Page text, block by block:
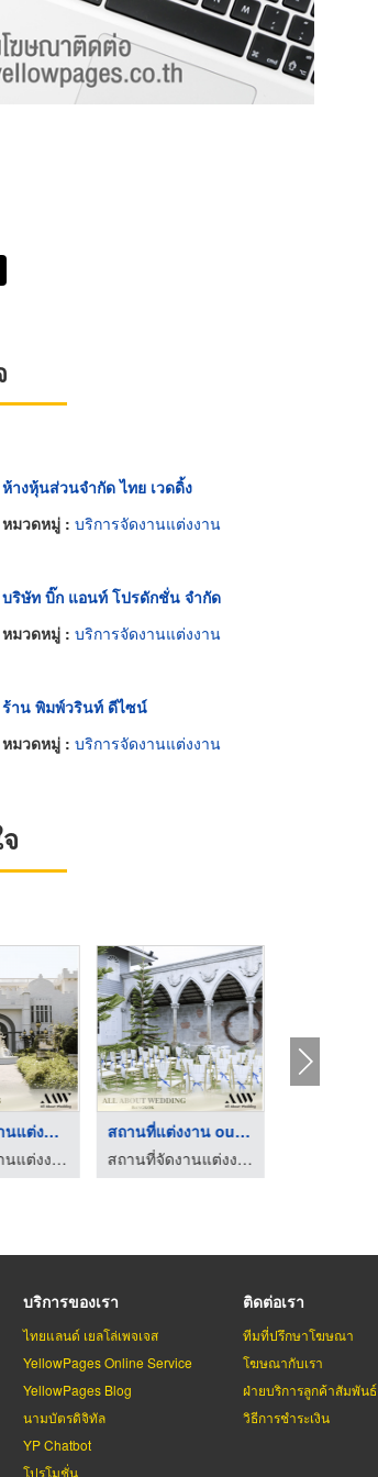
ห้างหุ้นส่วนจำกัด ไทย เวดดิ้ง
หมวดหมู่ : บริการจัดงานแต่งงาน
บริษัท บิ๊ก แอนท์ โปรดักชั่น จำกัด
หมวดหมู่ : บริการจัดงานแต่งงาน
ร้าน พิมพ์วรินท์ ดีไซน์
หมวดหมู่ : บริการจัดงานแต่งงาน
สถานที่จัดงานแต่งครบ ...
สถานที่จัดงานแต่งงาน มินิมอล - allabout wedding
สถานที่แต่งงาน outdo ...
สถานที่จัดงานแต่งงาน มินิมอล - allabout wedding
บริการของเรา
ไทยแลนด์ เยลโล่เพจเจส
YellowPages Online Service
YellowPages Blog
นามบัตรดิจิทัล
YP Chatbot
โปรโมชั่น
ติดต่อเรา
ทีมที่ปรึกษาโฆษณา
โฆษณากับเรา
ฝ่ายบริการลูกค้าสัมพันธ์
วิธีการชำระเงิน